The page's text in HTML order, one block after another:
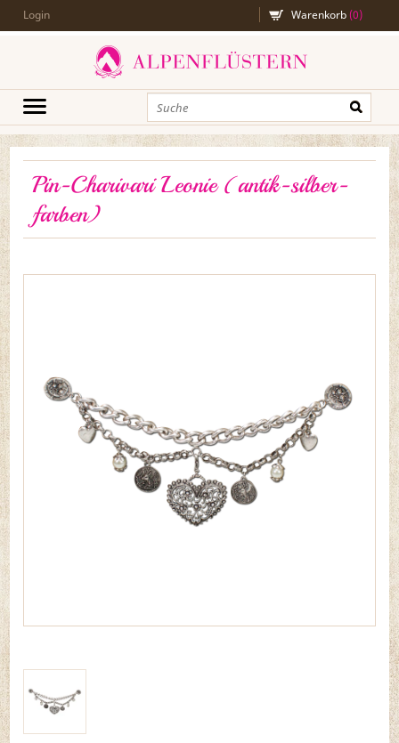
Login Warenkorb(0)
Pin-Charivari Leonie (antik-silber-
farben)